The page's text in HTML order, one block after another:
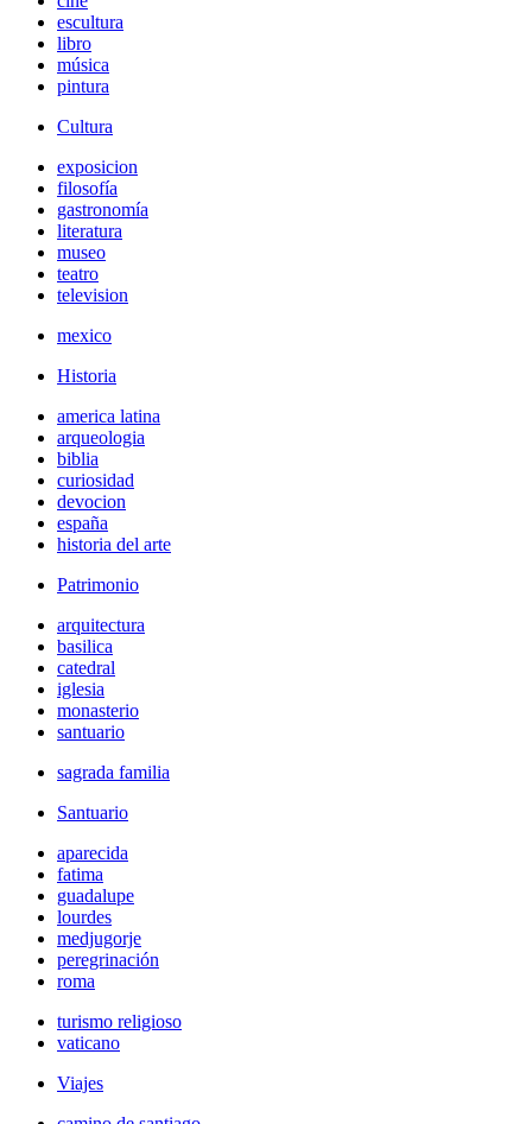
escultura
libro
música
pintura
Cultura
exposicion
filosofía
gastronomía
literatura
museo
teatro
television
mexico
Historia
america latina
arqueologia
biblia
curiosidad
devocion
españa
historia del arte
Patrimonio
arquitectura
basilica
catedral
iglesia
monasterio
santuario
sagrada familia
Santuario
aparecida
fatima
guadalupe
lourdes
medjugorje
peregrinación
roma
turismo religioso
vaticano
Viajes